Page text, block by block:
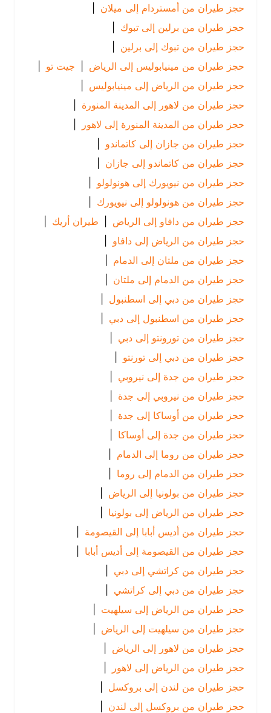
حجز طيران من أمستردام إلى ميلان |
حجز طيران من برلين إلى تبوك
|
حجز طيران من تبوك إلى برلين |
حجز طيران من مينيابوليس إلى الرياض
| جيت تو |
حجز طيران من الرياض إلى مينيابوليس |
حجز طيران من لاهور إلى المدينة المنورة |
حجز طيران من المدينة المنورة إلى لاهور |
حجز طيران من جازان إلى كاتماندو |
حجز طيران من كاتماندو إلى جازان
|
حجز طيران من نيويورك إلى هونولولو |
حجز طيران من هونولولو إلى نيويورك |
حجز طيران من دافاو إلى الرياض
| طيران أريك
|
حجز طيران من الرياض إلى دافاو
|
حجز طيران من ملتان إلى الدمام
|
حجز طيران من الدمام إلى ملتان |
حجز طيران من دبي إلى اسطنبول |
حجز طيران من اسطنبول إلى دبي |
حجز طيران من تورونتو إلى دبي |
حجز طيران من دبي إلى تورنتو |
حجز طيران من جدة إلى نيروبي |
حجز طيران من نيروبي إلى جدة
حجز طيران من أوساكا إلى جدة
حجز طيران من جدة إلى أوساكا |
حجز طيران من روما إلى الدمام
|
حجز طيران من الدمام إلى روما
|
حجز طيران من بولونيا إلى الرياض
|
حجز طيران من الرياض إلى بولونيا
|
حجز طيران من أديس أبابا إلى القيصومة |
حجز طيران من القيصومة إلى أديس أبابا |
حجز طيران من كراتشي إلى دبي |
حجز طيران من دبي إلى كراتشي |
حجز طيران من الرياض إلى سيلهيت |
حجز طيران من سيلهيت إلى الرياض
|
حجز طيران من لاهور إلى الرياض
|
حجز طيران من الرياض إلى لاهور |
حجز طيران من لندن إلى بروكسل |
حجز طيران من بروكسل إلى لندن
|